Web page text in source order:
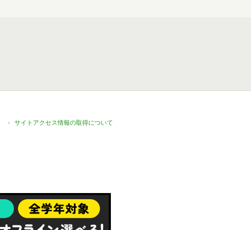
サイトアクセス情報の取得について